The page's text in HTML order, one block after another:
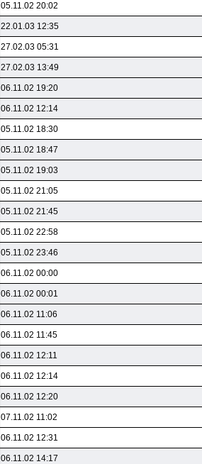
05.11.02 20:02
22.01.03 12:35
27.02.03 05:31
27.02.03 13:49
06.11.02 19:20
06.11.02 12:14
05.11.02 18:30
05.11.02 18:47
05.11.02 19:03
05.11.02 21:05
05.11.02 21:45
05.11.02 22:58
05.11.02 23:46
06.11.02 00:00
06.11.02 00:01
06.11.02 11:06
06.11.02 11:45
06.11.02 12:11
06.11.02 12:14
06.11.02 12:20
07.11.02 11:02
06.11.02 12:31
06.11.02 14:17